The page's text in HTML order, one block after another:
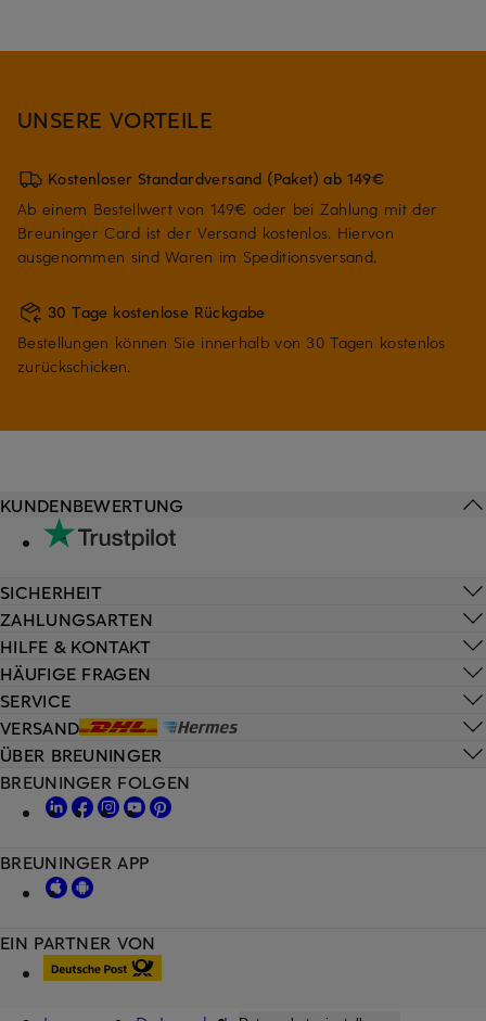
UNSERE VORTEILE
Kostenloser Standardversand (Paket) ab 149€
Ab einem Bestellwert von 149€ oder bei Zahlung mit der
Breuninger Card ist der Versand kostenlos. Hiervon
ausgenommen sind Waren im Speditionsversand.
30 Tage kostenlose Rückgabe
Bestellungen können Sie innerhalb von 30 Tagen kostenlos
zurückschicken.
HILFE & KONTAKT
HÄUFIGE FRAGEN
SERVICE
VERSAND
KUNDENBEWERTUNG
SICHERHEIT
ZAHLUNGSARTEN
ÜBER BREUNINGER
EIN PARTNER VON
BREUNINGER FOLGEN
BREUNINGER APP